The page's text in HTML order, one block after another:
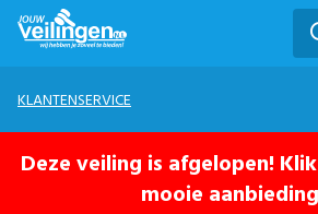
KLANTENSERVICE
Deze veiling is afgelopen!
mooie